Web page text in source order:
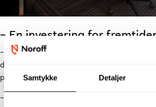
Samtykke Detaljer
– En investering for
–
Personlig er jeg positiv til å finne en jobb
designbransjen, jobbe i et arkitektfirma eller
produktdesign, smiler hun.
–